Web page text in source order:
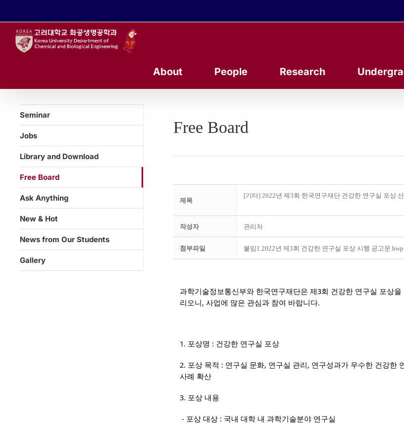
About People Research
Free Board
제목
[기타] 2022년 제3회 한국연구재단 건강한 연구실 포상
작성자 관리자
첨부파일 붙임1.2022년 제3회 건강한 연구실 포상 시행 공고문.hwp
과학기술정보통신부와 한국연구재단은 제3회 건강한 연구실 포상
리오니, 사업에 많은 관심과 참여 바랍니다.
1. 포상명 : 건강한 연구실 포상
2. 포상 목적 : 연구실 문화, 연구실 관리, 연구성과가 우수한 건강한
사례 확산
3. 포상 내용
- 포상 대상 : 국내 대학 내 과학기술분야 연구실
Seminar
Jobs
Library and Download
Free Board
Ask Anything
New & Hot
News from Our Students
Gallery